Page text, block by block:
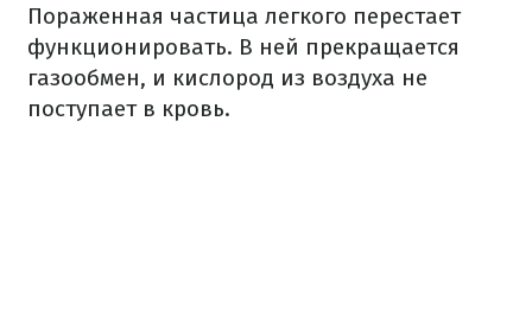
Пораженная частица легкого перестает
функционировать. В ней прекращается
газообмен, и кислород из воздуха не
поступает в кровь.